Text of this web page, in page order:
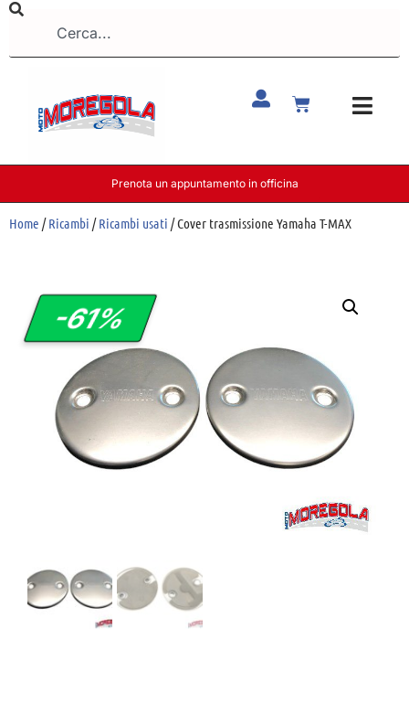
Prenota un appuntamento in officina
Home /Ricambi /Ricambi usati / Cover trasmissione Yamaha T-MAX
-61%